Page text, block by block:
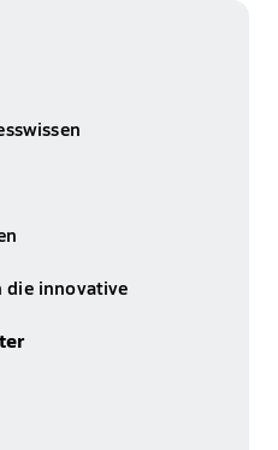
die innovative